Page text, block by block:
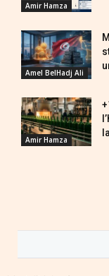
Amir Hamza
Amel BelHadj Ali
Amir Hamza